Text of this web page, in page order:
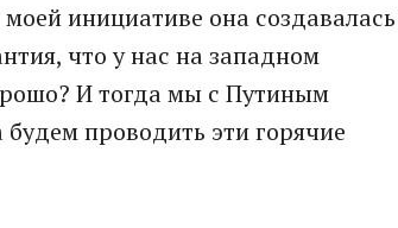
инициативе она создавалась
что у нас на западном
И тогда мы с Путиным
проводить эти горячие